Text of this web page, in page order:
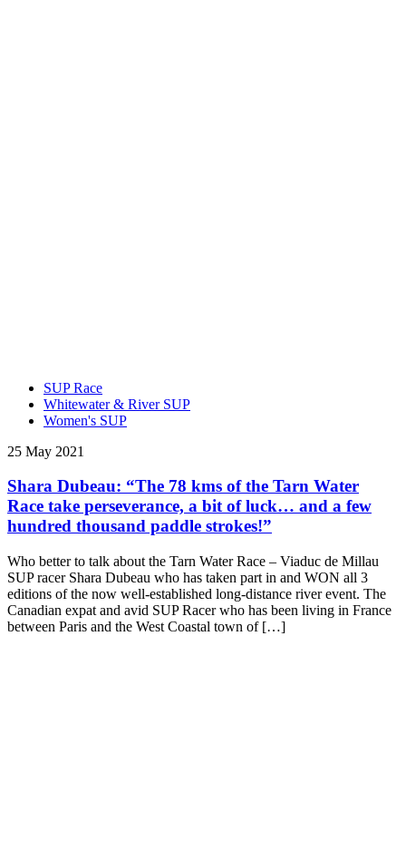
SUP Race
Whitewater & River SUP
Women's SUP
25 May 2021
Shara Dubeau: “The 78 kms of the Tarn Water
Race take perseverance, a bit of luck… and a few
hundred thousand paddle strokes!”
Who better to talk about the Tarn Water Race – Viaduc de Millau
SUP racer Shara Dubeau who has taken part in and WON all 3
editions of the now well-established long-distance river event. The
Canadian expat and avid SUP Racer who has been living in France
between Paris and the West Coastal town of […]